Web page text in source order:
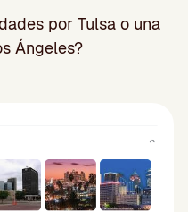
por Tulsa o una
Ángeles?